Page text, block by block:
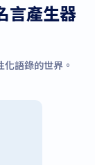
言產生器
語錄的世界。